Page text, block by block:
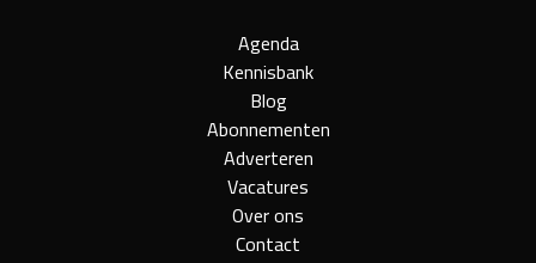
Agenda
Kennisbank
Blog
Abonnementen
Adverteren
Vacatures
Over ons
Contact